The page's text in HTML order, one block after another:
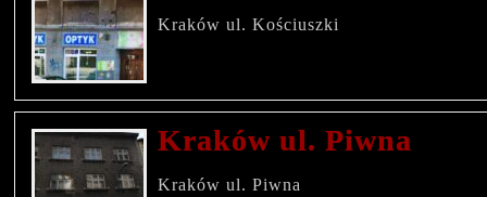
Kraków ul. Kościuszki
Kraków ul. Piwna
Kraków ul. Piwna